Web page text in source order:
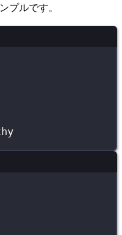
プルです。